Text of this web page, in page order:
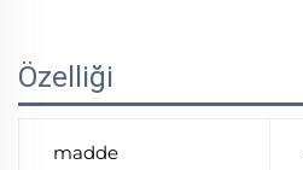
Özelliği
madde